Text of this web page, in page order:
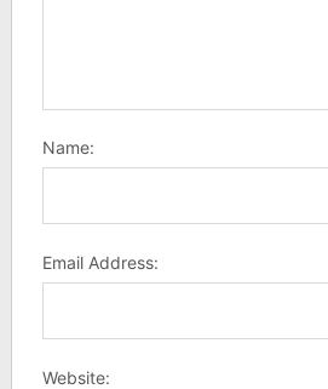
Name:
Email Address:
Website: